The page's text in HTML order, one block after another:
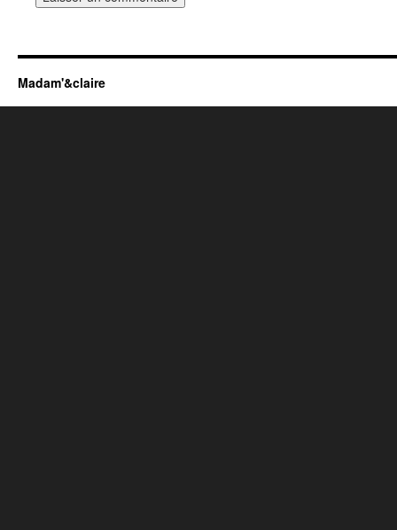
Madam'&claire